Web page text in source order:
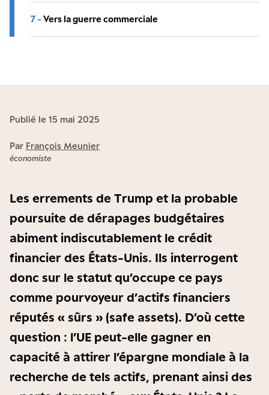
7 -Vers la guerre commerciale
Publié le 15 mai 2025
Par François Meunier
économiste
Les errements de Trump et la probable
poursuite de dérapages budgétaires
abiment indiscutablement le crédit
financier des États-Unis. Ils interrogent
donc sur le statut qu’occupe ce pays
comme pourvoyeur d’actifs financiers
réputés « sûrs » (safe assets). D’où cette
question : l’UE peut-elle gagner en
capacité à attirer l’épargne mondiale à la
recherche de tels actifs, prenant ainsi des